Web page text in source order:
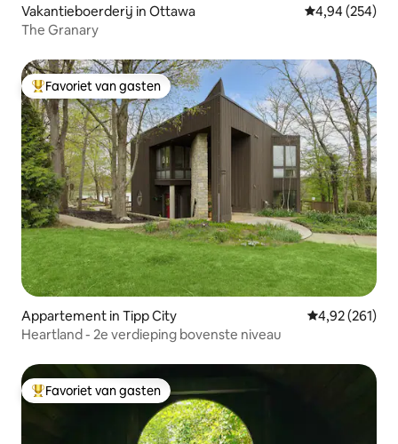
Vakantieboerderij in Ottawa Gemiddelde
4,94 (254)
The Granary
Topfavoriet van gasten
Favoriet van gasten
Appartement in Tipp City Gemiddelde
4,92 (261)
Heartland - 2e verdieping bovenste niveau
Topfavoriet van gasten
Favoriet van gasten